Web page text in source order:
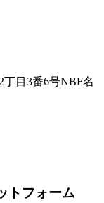
丁目3番6号NBF名
トフォーム